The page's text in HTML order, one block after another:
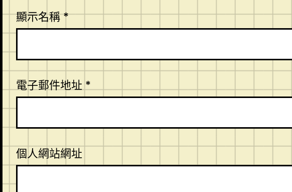
顯示名稱*
電子郵件地址*
個人網站網址